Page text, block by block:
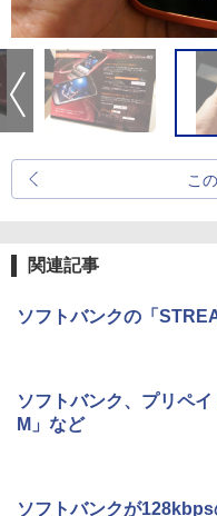
こ
関連記事
ソフトバンクの「
ソフトバンク、プリペ
M」など
ソフトバンクが